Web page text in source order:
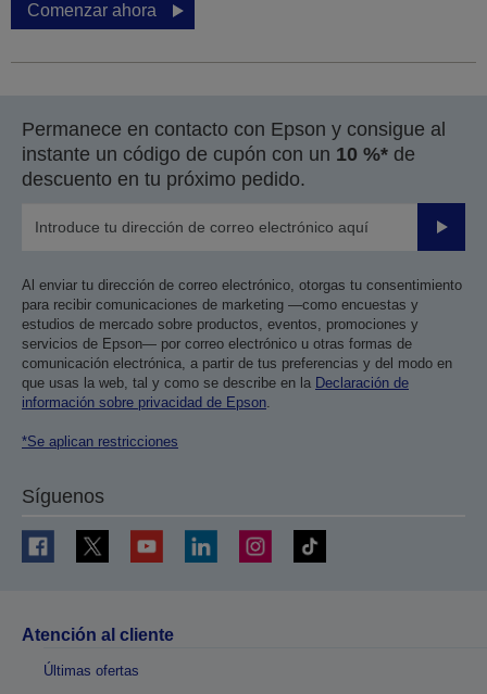
Comenzar ahora
Permanece en contacto con Epson y consigue al
instante un código de cupón con un 10 %* de
descuento en tu próximo pedido.
Enviar
Al enviar tu dirección de correo electrónico, otorgas tu consentimiento
para recibir comunicaciones de marketing —como encuestas y
estudios de mercado sobre productos, eventos, promociones y
servicios de Epson— por correo electrónico u otras formas de
comunicación electrónica, a partir de tus preferencias y del modo en
que usas la web, tal y como se describe en la Declaración de
información sobre privacidad de Epson.
*Se aplican restricciones
Síguenos
Atención al cliente
Últimas ofertas